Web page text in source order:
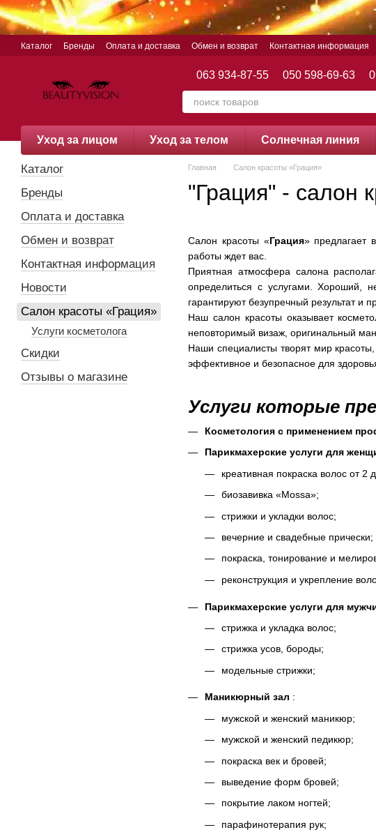
Перейти к основному контенту
Каталог Бренды Оплата и доставка Обмен и возврат Контактная информация
063 934-87-55 050 598-69-63
Уход за лицом Уход за телом Cолнечная линия
Главная Салон красоты «Грация»
"Грация" - салон
Салон красоты «Грация» предлагает
работы ждет вас.
Приятная атмосфера салона
определиться с услугами. Хороший,
гарантируют безупречный результат и
Наш салон красоты оказывает
неповторимый визаж, оригинальный
Наши специалисты творят мир
эффективное и безопасное для
Услуги которые
Косметология с применением
Парикмахерские услуги для
креативная покраска волос от 2
биозавивка «Mossa»;
стрижки и укладки волос;
вечерние и свадебные прически;
покраска, тонирование и
реконструкция и укрепление
Парикмахерские услуги для
стрижка и укладка волос;
стрижка усов, бороды;
модельные стрижки;
Маникюрный зал :
мужской и женский маникюр;
мужской и женский педикюр;
покраска век и бровей;
выведение форм бровей;
покрытие лаком ногтей;
парафинотерапия рук;
Каталог
Бренды
Оплата и доставка
Обмен и возврат
Контактная информация
Новости
Салон красоты «Грация»
Услуги косметолога
Скидки
Отзывы о магазине